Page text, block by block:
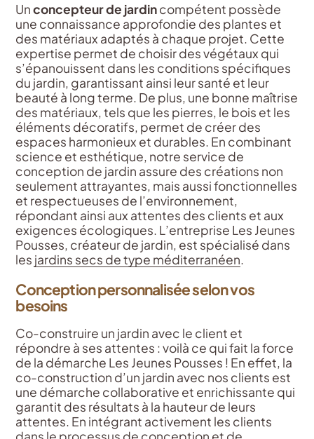
Unconcepteur de jardincompétent possède
une connaissance approfondie des plantes et
des matériaux adaptés à chaque projet. Cette
expertise permet de choisir des végétaux qui
s’épanouissent dans les conditions spécifiques
du jardin, garantissant ainsi leur santé et leur
beauté à long terme. De plus, une bonne maîtrise
des matériaux, tels que les pierres, le bois et les
éléments décoratifs, permet de créer des
espaces harmonieux et durables. En combinant
science et esthétique, notre service de
conception de jardin assure des créations non
seulement attrayantes, mais aussi fonctionnelles
et respectueuses de l’environnement,
répondant ainsi aux attentes des clients et aux
exigences écologiques. L’entreprise Les Jeunes
Pousses, créateur de jardin, est spécialisé dans
les jardins secs de type méditerranéen.
Conception personnalisée selon vos
besoins
Co-construire un jardin avec le client et
répondre à ses attentes : voilà ce qui fait la force
de la démarche Les Jeunes Pousses ! En effet, la
co-construction d’un jardin avec nos clients est
une démarche collaborative et enrichissante qui
garantit des résultats à la hauteur de leurs
attentes. En intégrant activement les clients
dans le processus de conception et de